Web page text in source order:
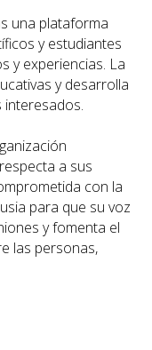
una plataforma
y estudiantes
y experiencias. La
y desarrolla
a sus
con la
para que su voz
y fomenta el
las personas,